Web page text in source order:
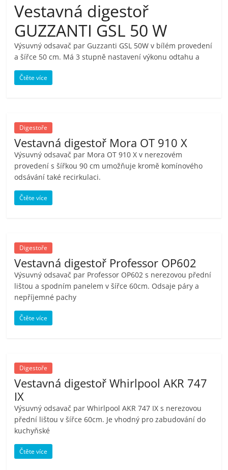
pračky,
televize,
notebooky,
telefony,
kávovary,
bazény
Elektro
OK,
recenze,
pračky,
televize,
notebooky,
mobilní
Vestavná digestoř
GUZZANTI GSL 50 W
Výsuvný odsavač par Guzzanti GSL 50W v bílém provedení
a šířce 50 cm. Má 3 stupně nastavení výkonu odtahu a
Čtěte více
Digestoře
Vestavná digestoř Mora OT 910 X
Výsuvný odsavač par Mora OT 910 X v nerezovém
provedení s šířkou 90 cm umožňuje kromě komínového
odsávání také recirkulaci.
Čtěte více
Digestoře
Vestavná digestoř Professor OP602
Výsuvný odsavač par Professor OP602 s nerezovou přední
lištou a spodním panelem v šířce 60cm. Odsaje páry a
nepříjemné pachy
Čtěte více
Digestoře
Vestavná digestoř Whirlpool AKR 747
IX
Výsuvný odsavač par Whirlpool AKR 747 IX s nerezovou
přední lištou v šířce 60cm. Je vhodný pro zabudování do
kuchyňské
Čtěte více